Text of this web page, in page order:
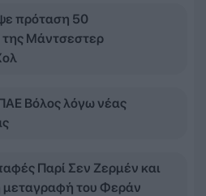
πρόταση 50
της Μάντσεστερ
Βόλος λόγω νέας
Παρί Σεν Ζερμέν και
μεταγραφή του Φεράν